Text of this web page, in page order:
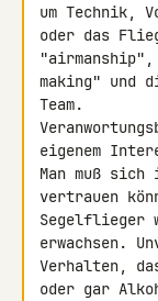
um Technik,
oder das
making" und
Team.
eigenem
Man muß
vertrauen
Segelflieger
erwachsen.
Verhalten,
oder gar